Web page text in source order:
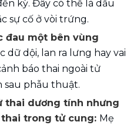
kỳ. Đây có thể là dấu
sự cố ở vòi trứng.
đau một bên vùng
dữ dội, lan ra lưng hay vai
báo thai ngoài tử
sau phẫu thuật.
thai dương tính nhưng
trong tử cung: Mẹ